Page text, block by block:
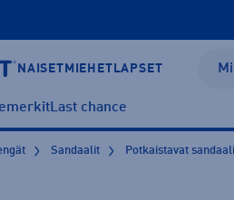
NAISET MIEHET LAPSET
Last chance
Sandaalit Potkaistavat